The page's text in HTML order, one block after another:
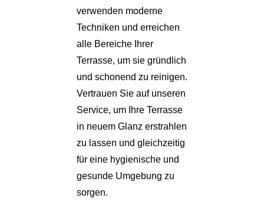
verwenden moderne
Techniken und erreichen
alle Bereiche Ihrer
Terrasse, um sie gründlich
und schonend zu reinigen.
Vertrauen Sie auf unseren
Service, um Ihre Terrasse
in neuem Glanz erstrahlen
zu lassen und gleichzeitig
für eine hygienische und
gesunde Umgebung zu
sorgen.